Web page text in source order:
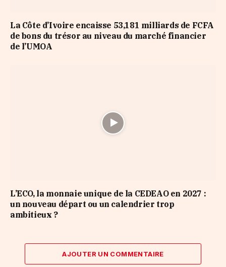
La Côte d’Ivoire encaisse 53,181 milliards de FCFA
de bons du trésor au niveau du marché financier
de l’UMOA
L’ECO, la monnaie unique de la CEDEAO en 2027 :
un nouveau départ ou un calendrier trop
ambitieux ?
AJOUTER UN COMMENTAIRE